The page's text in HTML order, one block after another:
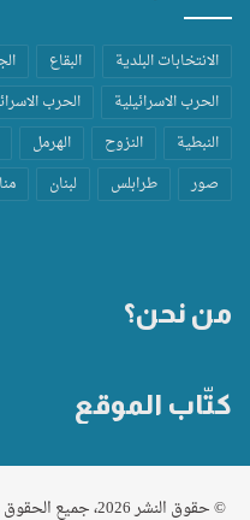
الانتخابات البلدية البقاع
الحرب الاسرائيلية
الحرب
النبطية
النزوح الهرمل
صور
طرابلس لبنان
من نحن؟
كتّاب الموقع
© حقوق النشر 2026، جميع الحقوق محفوظة مناطق .نت |